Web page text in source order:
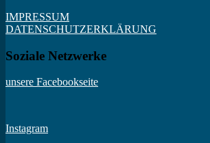
IMPRESSUM
DATENSCHUTZERKLÄRUNG
Soziale Netzwerke
unsere Facebookseite
Instagram